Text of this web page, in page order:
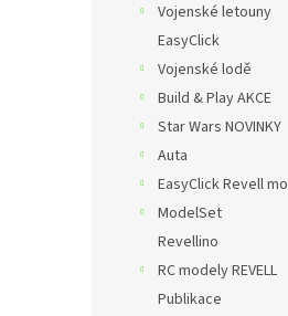
Vojenské letouny
EasyClick
Vojenské lodě
Build & Play AKCE
Star Wars NOVINKY
Auta
EasyClick Revell
ModelSet
Revellino
RC modely REVELL
Publikace